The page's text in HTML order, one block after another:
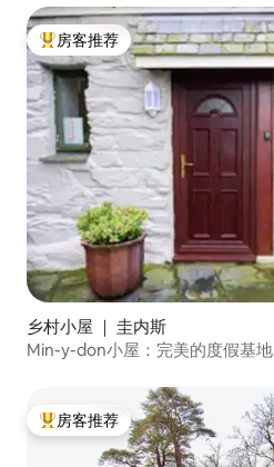
热门「房客推荐」
房客推荐
乡村小屋 ｜ 圭内斯
Min-y-don小屋：完美的度假基地
热门「房客推荐」
房客推荐